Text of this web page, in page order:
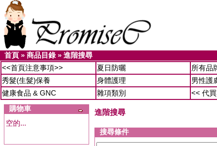
首頁 » 商品目錄» 進階搜尋
<<首頁注意事項>>
夏日防曬
所有品
秀髮(生髮)保養
身體護理
男性護
健康食品 & GNC
雜項類別
<< 代
購物車
空的...
進階搜尋
搜尋條件